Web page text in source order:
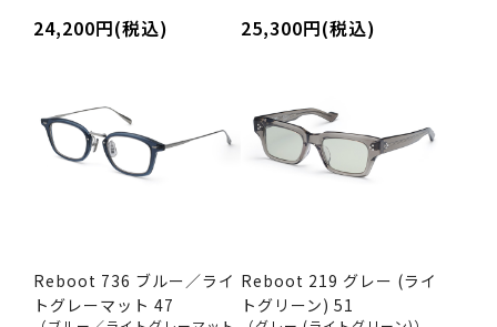
24,200円(税込) 25,300円(税込)
Reboot 736 ブルー／ライ
トグレーマット 47
Reboot 219 グレー (ライ
トグリーン) 51